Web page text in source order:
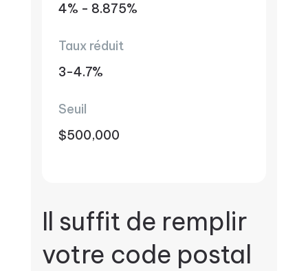
4% - 8.875%
Taux réduit
3-4.7%
Seuil
$500,000
Il suffit de remplir
votre code postal